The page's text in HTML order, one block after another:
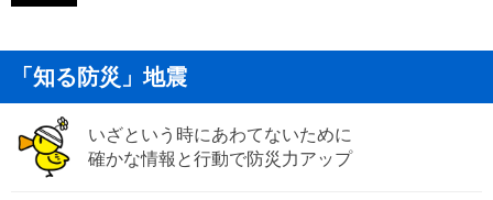
「知る防災」地震
いざという時にあわてないために
確かな情報と行動で防災力アップ